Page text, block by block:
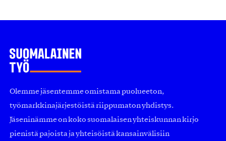
Olemme jäsentemme omistama puolueeton,
työmarkkinajärjestöistä riippumaton yhdistys.
Jäseninämme on koko suomalaisen yhteiskunnan kirjo
pienistä pajoista ja yhteisöistä kansainvälisiin